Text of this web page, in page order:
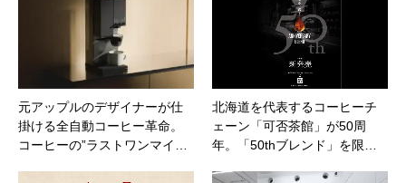
元アップルのデザイナーが仕
掛ける全自動コーヒー革命。
コーヒーの”ラストワンマイ…
北海道を代表するコーヒーチ
ェーン「可否茶館」が50周
年。「50thブレンド」を限…